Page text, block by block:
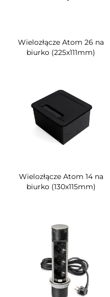
Wielozłącze Atom 26 na
biurko (225x111mm)
Wielozłącze Atom 14 na
biurko (130x115mm)